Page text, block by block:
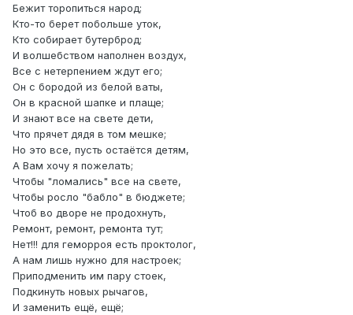
Бежит торопиться народ;
Кто-то берет побольше уток,
Кто собирает бутерброд;
И волшебством наполнен воздух,
Все с нетерпением ждут его;
Он с бородой из белой ваты,
Он в красной шапке и плаще;
И знают все на свете дети,
Что прячет дядя в том мешке;
Но это все, пусть остаётся детям,
А Вам хочу я пожелать;
Чтобы "ломались" все на свете,
Чтобы росло "бабло" в бюджете;
Чтоб во дворе не продохнуть,
Ремонт, ремонт, ремонта тут;
Нет!!! для геморроя есть проктолог,
А нам лишь нужно для настроек;
Приподменить им пару стоек,
Подкинуть новых рычагов,
И заменить ещё, ещё;